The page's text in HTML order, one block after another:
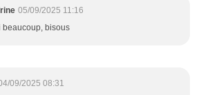
05/09/2025 11:16
beaucoup, bisous
09/2025 08:31